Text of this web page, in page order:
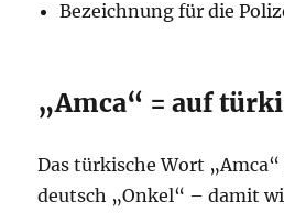
Bezeichnung für die
„Amca“ = auf
Das türkische Wort
deutsch „Onkel“ – damit